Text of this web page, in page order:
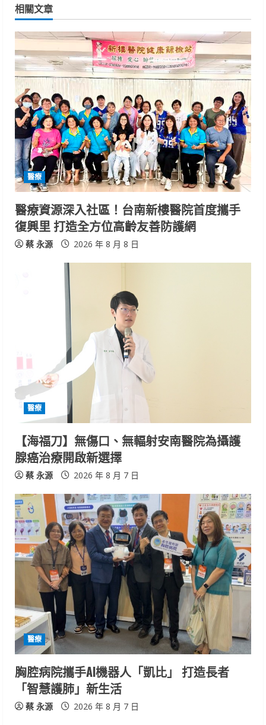
u
e
R
e
a
d
i
n
g
相關文章
醫療
醫療資源深入社區！台南新樓醫院首度攜手
復興里 打造全方位高齡友善防護網
蔡 永源 2026 年 8 月 8 日
醫療
【海福刀】無傷口、無輻射安南醫院為攝護
腺癌治療開啟新選擇
蔡 永源 2026 年 8 月 7 日
醫療
胸腔病院攜手AI機器人「凱比」 打造長者
「智慧護肺」新生活
蔡 永源 2026 年 8 月 7 日